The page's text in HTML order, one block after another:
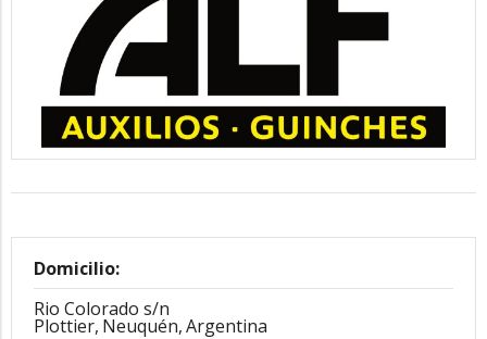
Domicilio:
Rio Colorado s/n
Plottier, Neuquén,Argentina